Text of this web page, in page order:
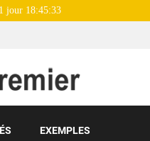
1 jour 18:45:31
EXEMPLES